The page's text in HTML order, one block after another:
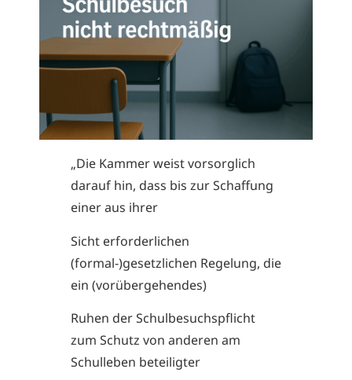
„Die Kammer weist vorsorglich
darauf hin, dass bis zur Schaffung
einer aus ihrer
Sicht erforderlichen
(formal-)gesetzlichen Regelung, die
ein (vorübergehendes)
Ruhen der Schulbesuchspflicht
zum Schutz von anderen am
Schulleben beteiligter